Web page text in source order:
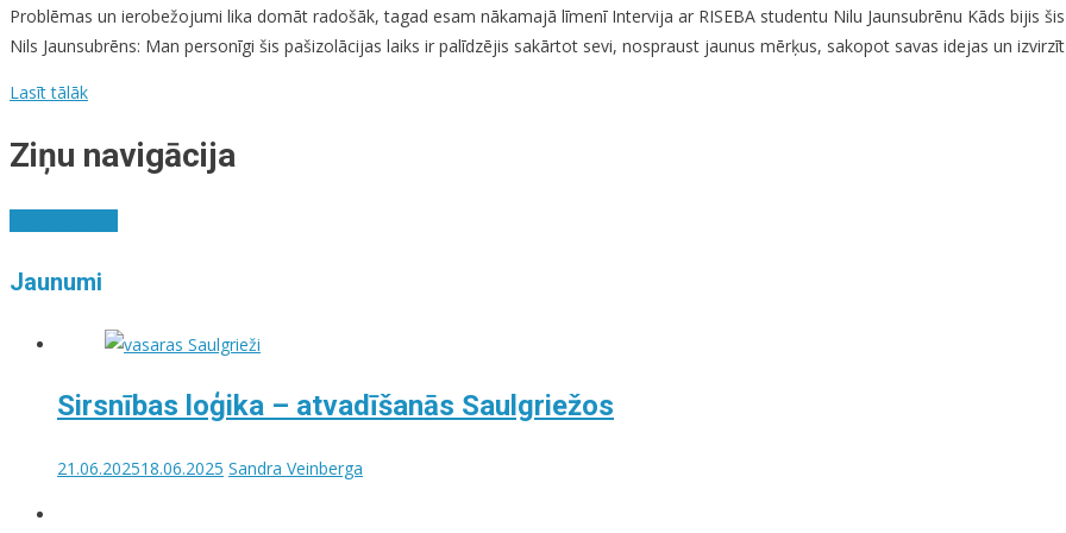
Problēmas un ierobežojumi lika domāt radošāk, tagad esam nākamajā līmenī Intervija ar RISEBA studentu Nilu Jaunsubrēnu Kāds bijis
Nils Jaunsubrēns: Man personīgi šis pašizolācijas laiks ir palīdzējis sakārtot sevi, nospraust jaunus mērķus, sakopot savas idejas un
Lasīt tālāk
Ziņu navigācija
Jaunumi
Sirsnības loģika – atvadīšanās Saulgriežos
21.06.202518.06.2025 Sandra Veinberga